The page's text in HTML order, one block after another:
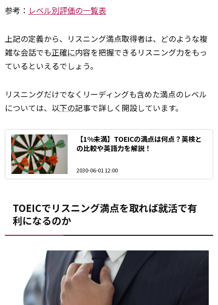
参考： レベル別評価の一覧表
上記の定義から、リスニング満点取得者は、どのような複
雑な会話でも正確に内容を把握できるリスニング力をもっ
ているといえるでしょう。
リスニングだけでなくリーディングも含めた満点のレベル
については、以下の記事で詳しく開設しています。
【1%未満】TOEICの満点は何点？英検と
の比較や英語力を解説！
2030-06-01 12:00
TOEICでリスニング満点を取れば就活で有
利になるのか